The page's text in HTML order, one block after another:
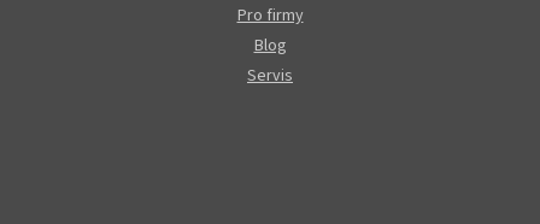
Pro firmy
Blog
Servis